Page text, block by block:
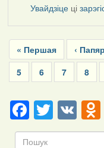
Увайдзіце ці
Pagination
First
page
« Першая
page
‹
Page
5 Page
6 Page
7 Page
8
VK